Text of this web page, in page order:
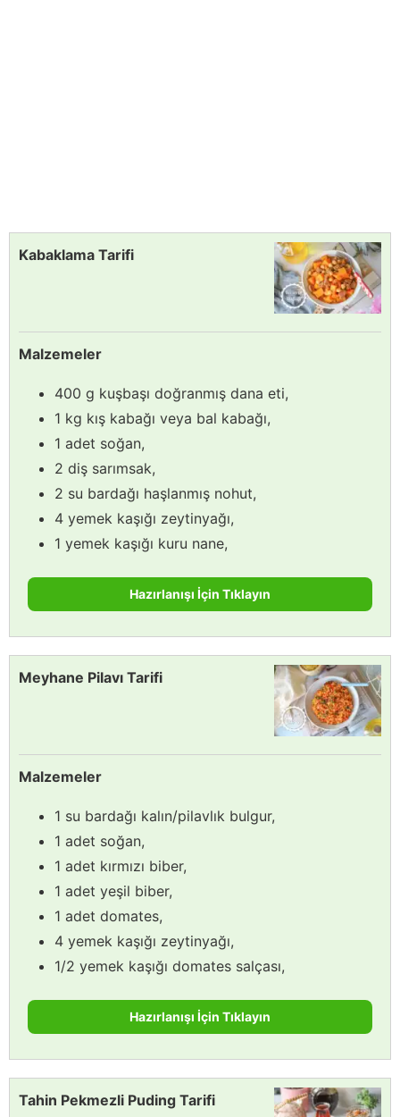
Kabaklama Tarifi
Malzemeler
400 g kuşbaşı doğranmış dana eti,
1 kg kış kabağı veya bal kabağı,
1 adet soğan,
2 diş sarımsak,
2 su bardağı haşlanmış nohut,
4 yemek kaşığı zeytinyağı,
1 yemek kaşığı kuru nane,
Hazırlanışı İçin Tıklayın
Meyhane Pilavı Tarifi
Malzemeler
1 su bardağı kalın/pilavlık bulgur,
1 adet soğan,
1 adet kırmızı biber,
1 adet yeşil biber,
1 adet domates,
4 yemek kaşığı zeytinyağı,
1/2 yemek kaşığı domates salçası,
Hazırlanışı İçin Tıklayın
Tahin Pekmezli Puding Tarifi